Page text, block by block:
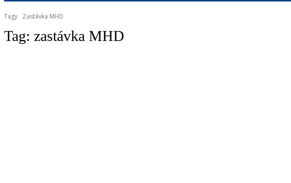
Tagy Zastávka MHD
Tag: zastávka MHD